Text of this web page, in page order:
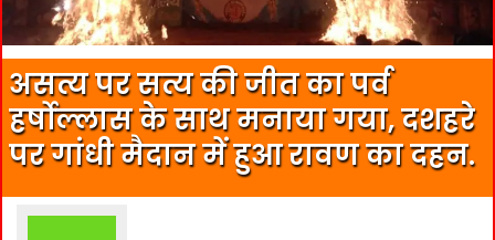
असत्य पर सत्य की जीत का पर्व
हर्षोल्लास के साथ मनाया गया, दशहरे
पर गांधी मैदान में हुआ रावण का दहन.